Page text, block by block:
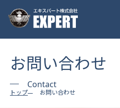
お問い合わせ
Contact
トップ お問い合わせ